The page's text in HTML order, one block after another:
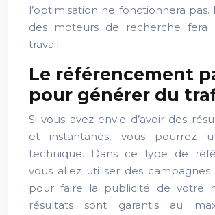
l’optimisation ne fonctionnera pas.
des moteurs de recherche fera
travail.
Le référencement
pour générer du
Si vous avez envie d’avoir des
et instantanés, vous pourrez
technique. Dans ce type de
vous allez utiliser des campagnes
pour faire la publicité de votre
résultats sont garantis au